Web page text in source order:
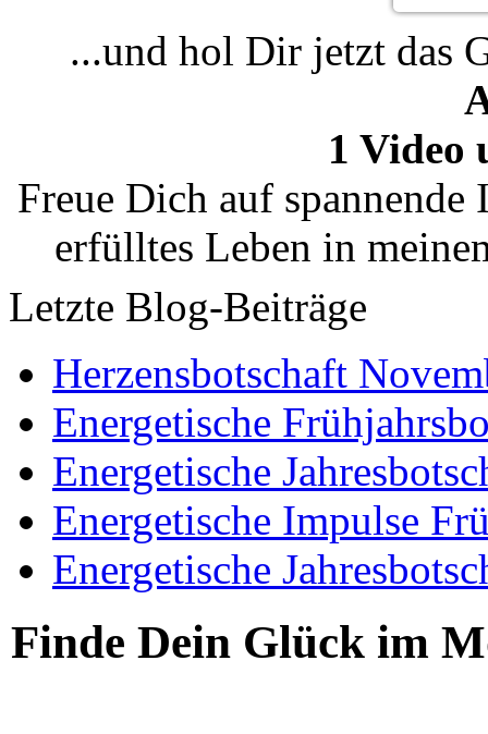
...und hol Dir jetzt das
1 Video
Freue Dich auf
erfülltes Leben in
Letzte Blog-Beiträge
Herzensbotschaft
Energetische
Energetische
Energetische Impulse
Energetische
Finde Dein Glück im